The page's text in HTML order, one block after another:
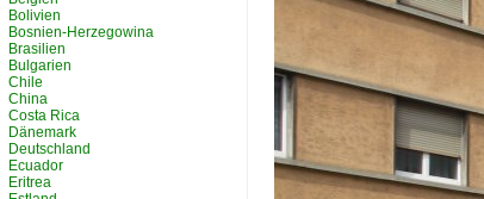
Bolivien
Bosnien-Herzegowina
Brasilien
Bulgarien
Chile
China
Costa Rica
Dänemark
Deutschland
Ecuador
Eritrea